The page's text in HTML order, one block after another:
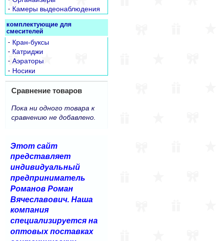
- Камеры выдеонаблюдения
комплектующие для
смесителей
- Кран-буксы
- Катриджи
- Аэраторы
- Носики
Сравнение товаров
Пока ни одного товара к
сравнению не добавлено.
Этот сайт
представляет
индивидуальный
предприниматель
Романов Роман
Вячеславович. Наша
компания
специализируется на
оптовых поставках